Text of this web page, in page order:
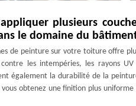
plusieurs
le domaine du
de peinture sur votre toiture offre
les intempéries, les rayons
également la durabilité de la
vous obtenez une finition plus